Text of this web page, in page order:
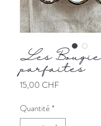
Les
parfaites
15,00 CHF
Quantité*